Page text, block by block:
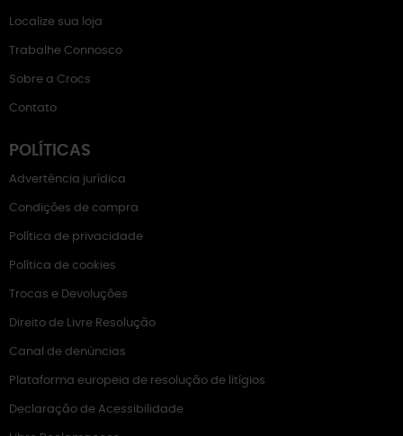
Localize sua loja
Trabalhe Connosco
Sobre a Crocs
Contato
POLÍTICAS
Advertência jurídica
Condições de compra
Política de privacidade
Política de cookies
Trocas e Devoluções
Direito de Livre Resolução
Canal de denúncias
Plataforma europeia de resolução de litígios
Declaração de Acessibilidade